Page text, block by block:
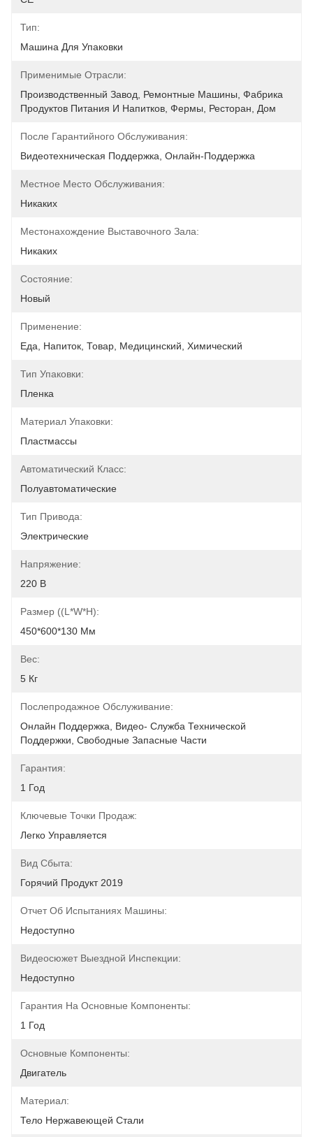
Тип:
Машина Для Упаковки
Применимые Отрасли:
Производственный Завод, Ремонтные Машины, Фабрика
Продуктов Питания И Напитков, Фермы, Ресторан, Дом
После Гарантийного Обслуживания:
Видеотехническая Поддержка, Онлайн-Поддержка
Местное Место Обслуживания:
Никаких
Местонахождение Выставочного Зала:
Никаких
Состояние:
Новый
Применение:
Еда, Напиток, Товар, Медицинский, Химический
Тип Упаковки:
Пленка
Материал Упаковки:
Пластмассы
Автоматический Класс:
Полуавтоматические
Тип Привода:
Электрические
Напряжение:
220 В
Размер ((L*W*H):
450*600*130 Мм
Вес:
5 Кг
Послепродажное Обслуживание:
Онлайн Поддержка, Видео- Служба Технической
Поддержки, Свободные Запасные Части
Гарантия:
1 Год
Ключевые Точки Продаж:
Легко Управляется
Вид Сбыта:
Горячий Продукт 2019
Отчет Об Испытаниях Машины:
Недоступно
Видеосюжет Выездной Инспекции:
Недоступно
Гарантия На Основные Компоненты:
1 Год
Основные Компоненты:
Двигатель
Материал:
Тело Нержавеющей Стали